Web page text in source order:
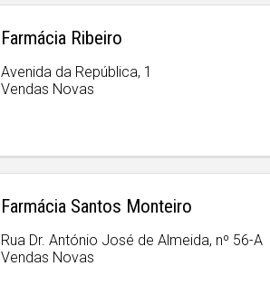
Farmácia Ribeiro
Avenida da República, 1
Vendas Novas
Farmácia Santos Monteiro
Rua Dr. António José de Almeida, nº 56-A
Vendas Novas